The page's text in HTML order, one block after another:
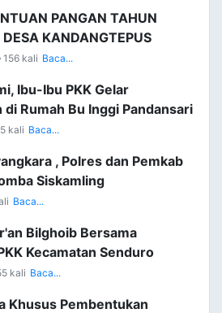
PANGAN TAHUN
KANDANGTEPUS
156 kali Baca...
Ibu-Ibu PKK Gelar
di Rumah Bu Inggi Pandansari
kali Baca...
, Polres dan Pemkab
Siskamling
Baca...
Bilghoib Bersama
Kecamatan Senduro
kali Baca...
Khusus Pembentukan